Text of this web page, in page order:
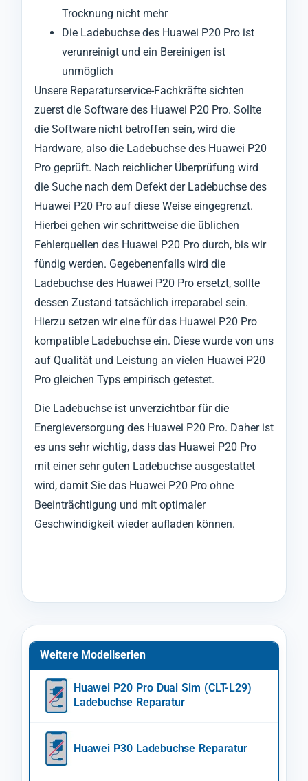
Trocknung nicht mehr
Die Ladebuchse des Huawei P20 Pro ist
verunreinigt und ein Bereinigen ist
unmöglich
Unsere Reparaturservice-Fachkräfte sichten
zuerst die Software des Huawei P20 Pro. Sollte
die Software nicht betroffen sein, wird die
Hardware, also die Ladebuchse des Huawei P20
Pro geprüft. Nach reichlicher Überprüfung wird
die Suche nach dem Defekt der Ladebuchse des
Huawei P20 Pro auf diese Weise eingegrenzt.
Hierbei gehen wir schrittweise die üblichen
Fehlerquellen des Huawei P20 Pro durch, bis wir
fündig werden. Gegebenenfalls wird die
Ladebuchse des Huawei P20 Pro ersetzt, sollte
dessen Zustand tatsächlich irreparabel sein.
Hierzu setzen wir eine für das Huawei P20 Pro
kompatible Ladebuchse ein. Diese wurde von uns
auf Qualität und Leistung an vielen Huawei P20
Pro gleichen Typs empirisch getestet.
Die Ladebuchse ist unverzichtbar für die
Energieversorgung des Huawei P20 Pro. Daher ist
es uns sehr wichtig, dass das Huawei P20 Pro
mit einer sehr guten Ladebuchse ausgestattet
wird, damit Sie das Huawei P20 Pro ohne
Beeinträchtigung und mit optimaler
Geschwindigkeit wieder aufladen können.
Weitere Modellserien
Huawei P20 Pro Dual Sim (CLT-L29)
Ladebuchse Reparatur
Huawei P30 Ladebuchse Reparatur